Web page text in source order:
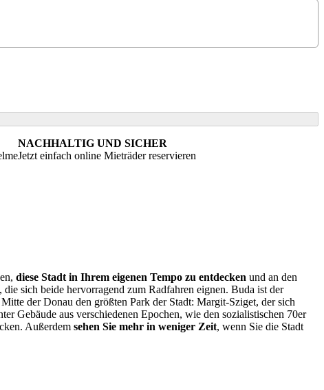
NACHHALTIG UND SICHER
Jetzt einfach online Mieträder reservieren
diese Stadt in Ihrem eigenen Tempo zu entdecken und an den
sich beide hervorragend zum Radfahren eignen. Buda ist der
der Donau den größten Park der Stadt: Margit-Sziget, der sich
Gebäude aus verschiedenen Epochen, wie den sozialistischen 70er
Außerdem sehen Sie mehr in weniger Zeit, wenn Sie die Stadt